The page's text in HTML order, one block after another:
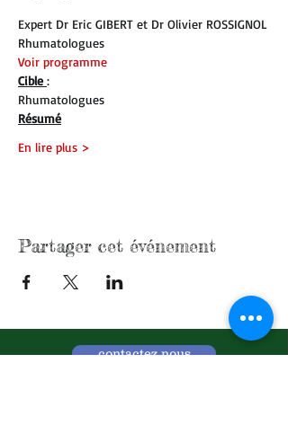
Expert Dr Eric GIBERT et Dr Olivier ROSSIGNOL
Rhumatologues
Voir programme
Cible :
Rhumatologues
Résumé
En lire plus >
Partager cet événement
contactez nous